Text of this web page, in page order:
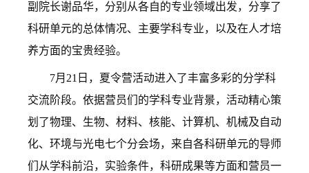
副院长谢品华，分别从各自的专业领域出发，分享了
科研单元的总体情况、主要学科专业，以及在人才培
养方面的宝贵经验。
7月21日，夏令营活动进入了丰富多彩的分学科
交流阶段。依据营员们的学科专业背景，活动精心策
划了物理、生物、材料、核能、计算机、机械及自动
化、环境与光电七个分会场，来自各科研单元的导师
们从学科前沿，实验条件，科研成果等方面和营员一